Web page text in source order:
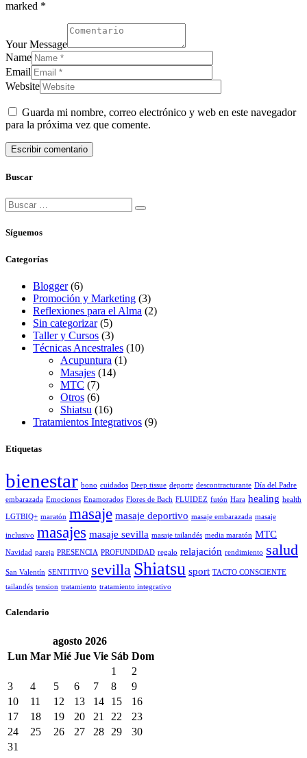
marked *
Your Message
Name
Email
Website
Guarda mi nombre, correo electrónico y web en este navegador
para la próxima vez que comente.
Buscar
Síguemos
Categorías
Blogger(6)
Promoción y Marketing (3)
Reflexiones para el Alma (2)
Sin categorizar(5)
Taller y Cursos (3)
Técnicas Ancestrales (10)
Acupuntura (1)
Masajes (14)
MTC (7)
Otros (6)
Shiatsu (16)
Tratamientos Integrativos (9)
Etiquetas
bienestar bono cuidados Deep tissue deporte descontracturante Día del Padre
embarazada Emociones Enamorados Flores de Bach FLUIDEZ futón Hara healing health
LGTBIQ+ maratón masaje masaje deportivo masaje embarazada masaje
inclusivo masajes masaje sevilla masaje tailandés media maratón MTC
Navidad pareja PRESENCIA PROFUNDIDAD regalo relajación rendimiento salud
San Valentín SENTITIVO sevilla Shiatsu sport TACTO CONSCIENTE
tailandés tension tratamiento tratamiento integrativo
Calendario
agosto 2026
Lun Mar Mié Jue Vie Sáb Dom
1
2
3
4 5 6 7 8
9
10
11 12 13 14 15
16
17
18 19 20 21 22
23
24
25 26 27 28 29
30
31